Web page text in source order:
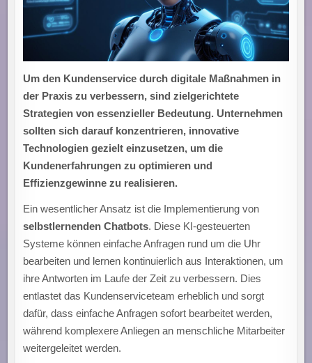
Um den Kundenservice durch digitale Maßnahmen in
der Praxis zu verbessern, sind zielgerichtete
Strategien von essenzieller Bedeutung. Unternehmen
sollten sich darauf konzentrieren, innovative
Technologien gezielt einzusetzen, um die
Kundenerfahrungen zu optimieren und
Effizienzgewinne zu realisieren.
Ein wesentlicher Ansatz ist die Implementierung von
selbstlernenden Chatbots. Diese KI-gesteuerten
Systeme können einfache Anfragen rund um die Uhr
bearbeiten und lernen kontinuierlich aus Interaktionen, um
ihre Antworten im Laufe der Zeit zu verbessern. Dies
entlastet das Kundenserviceteam erheblich und sorgt
dafür, dass einfache Anfragen sofort bearbeitet werden,
während komplexere Anliegen an menschliche Mitarbeiter
weitergeleitet werden.